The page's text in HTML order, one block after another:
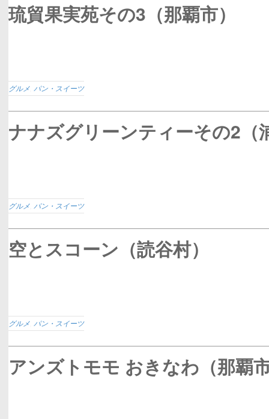
琉貿果実苑その3（那覇市）
グルメ パン・スイーツ
ナナズグリーンティーその2（
グルメ パン・スイーツ
空とスコーン（読谷村）
グルメ パン・スイーツ
アンズトモモ おきなわ（那覇